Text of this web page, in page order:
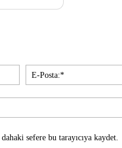
İsim:*
sefere bu tarayıcıya kaydet.